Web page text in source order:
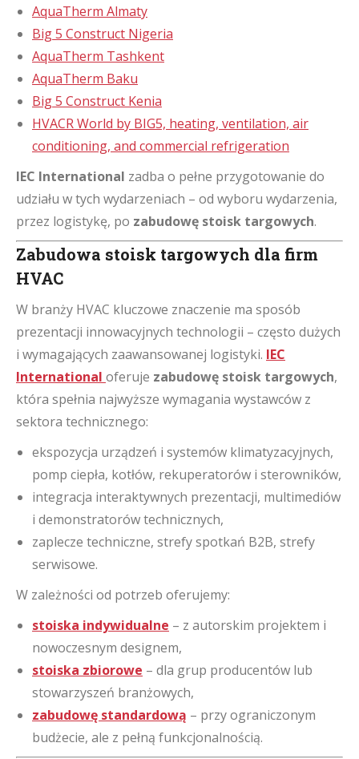
AquaTherm Almaty
Big 5 Construct Nigeria
AquaTherm Tashkent
AquaTherm Baku
Big 5 Construct Kenia
HVACR World by BIG5, heating, ventilation, air
conditioning, and commercial refrigeration
IEC International zadba o pełne przygotowanie do
udziału w tych wydarzeniach – od wyboru wydarzenia,
przez logistykę, po zabudowę stoisk targowych.
Zabudowa stoisk targowych dla firm
HVAC
W branży HVAC kluczowe znaczenie ma sposób
prezentacji innowacyjnych technologii – często dużych
i wymagających zaawansowanej logistyki. IEC
International oferuje zabudowę stoisk targowych,
która spełnia najwyższe wymagania wystawców z
sektora technicznego:
ekspozycja urządzeń i systemów klimatyzacyjnych,
pomp ciepła, kotłów, rekuperatorów i sterowników,
integracja interaktywnych prezentacji, multimediów
i demonstratorów technicznych,
zaplecze techniczne, strefy spotkań B2B, strefy
serwisowe.
W zależności od potrzeb oferujemy:
stoiska indywidualne – z autorskim projektem i
nowoczesnym designem,
stoiska zbiorowe – dla grup producentów lub
stowarzyszeń branżowych,
zabudowę standardową – przy ograniczonym
budżecie, ale z pełną funkcjonalnością.